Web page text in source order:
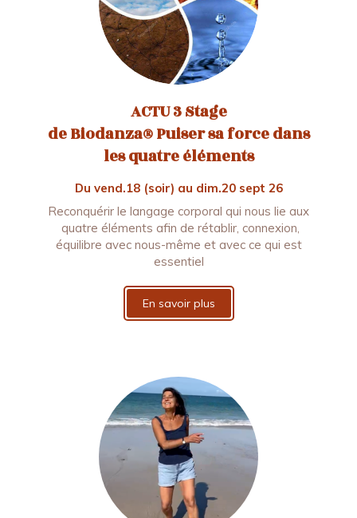
ACTU 3 Stage
de Biodanza® Puiser sa force dans
les quatre éléments
Du vend.18 (soir) au dim.20 sept 26
Reconquérir le langage corporal qui nous lie aux
quatre éléments afin de rétablir, connexion,
équilibre avec nous-même et avec ce qui est
essentiel
En savoir plus